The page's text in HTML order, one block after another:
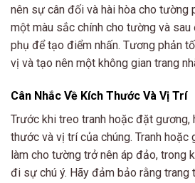
nên sự cân đối và hài hòa cho tường
một màu sắc chính cho tường và
phụ để tạo điểm nhấn. Tương phản
vị và tạo nên một không gian trang
Cân Nhắc Về Kích Thước Và Vị Trí
Trước khi treo tranh hoặc đặt gương,
thước và vị trí của chúng. Tranh hoặc
làm cho tường trở nên áp đảo, trong
đi sự chú ý. Hãy đảm bảo rằng trang